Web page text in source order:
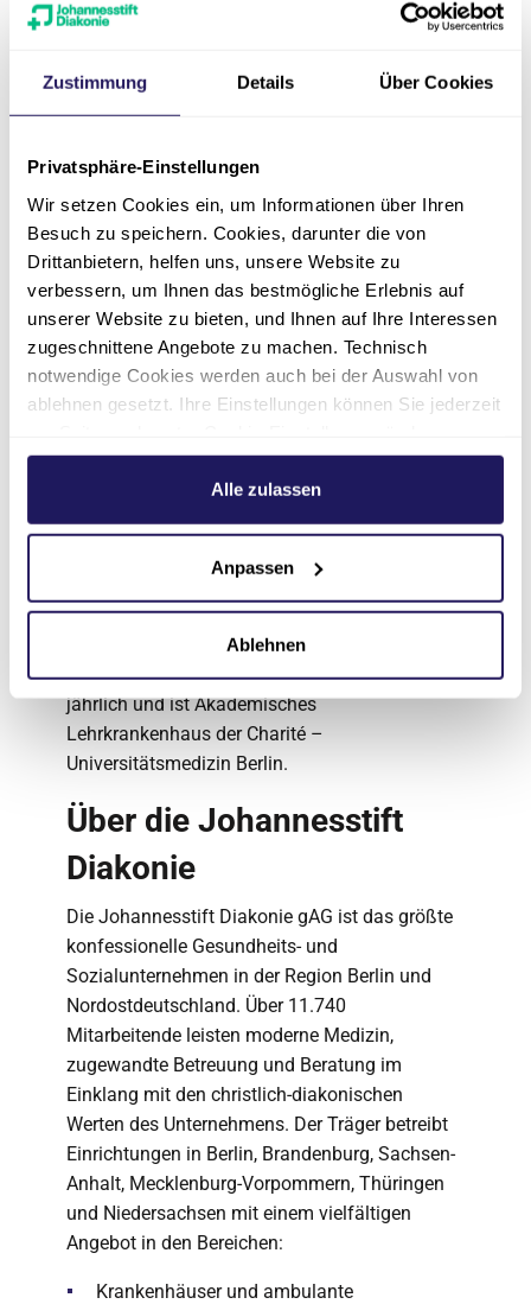
Zustimmung Details Über Cookies
Privatsphäre-Einstellungen
Wir setzen Cookies ein, um Informationen über Ihren
Besuch zu speichern. Cookies, darunter die von
Drittanbietern, helfen uns, unsere Website zu
verbessern, um Ihnen das bestmögliche Erlebnis auf
unserer Website zu bieten, und Ihnen auf Ihre Interessen
zugeschnittene Angebote zu machen. Technisch
notwendige Cookies werden auch bei der Auswahl von
ablehnen gesetzt. Ihre Einstellungen können Sie jederzeit
Weitere Informationen hierzu finden Sie in unserer
.
Alle zulassen
Anpassen
Ablehnen
und Grosshansdorf, und verfügt über
„Spezielle Thoraxchirurgie“, „FEBTS, Fellow of
the European Board of Thoracic Surgeons“,
„Rettungsdienst“. Er ist Mitglied der Deutschen
Gesellschaft für Thoraxchirurgie, der European
Society of Thoracic Surgeons sowie der
Deutschen Gesellschaft für Pneumologie.
Über die Evangelische
Lungenklinik
Unternehmen der Johannesstift Diakonie, ist
seit ihrer Gründung im Jahr 1952 eine weithin
anerkannte Spezialklinik für akute und
chronische Erkrankungen der Lunge sowie des
Brustkorbs. Die Evangelische Lungenklinik in
Berlin-Buch behandelt rund 6.400 stationäre
und etwa 12.200 ambulante Patient*innen
jährlich und ist Akademisches
Lehrkrankenhaus der Charité –
Universitätsmedizin Berlin.
Über die Johannesstift
Diakonie
Die Johannesstift Diakonie gAG ist das größte
konfessionelle Gesundheits- und
Sozialunternehmen in der Region Berlin und
Nordostdeutschland. Über 11.740
Mitarbeitende leisten moderne Medizin,
zugewandte Betreuung und Beratung im
Einklang mit den christlich-diakonischen
Werten des Unternehmens. Der Träger betreibt
Einrichtungen in Berlin, Brandenburg, Sachsen-
Anhalt, Mecklenburg-Vorpommern, Thüringen
und Niedersachsen mit einem vielfältigen
Angebot in den Bereichen:
Krankenhäuser und ambulante